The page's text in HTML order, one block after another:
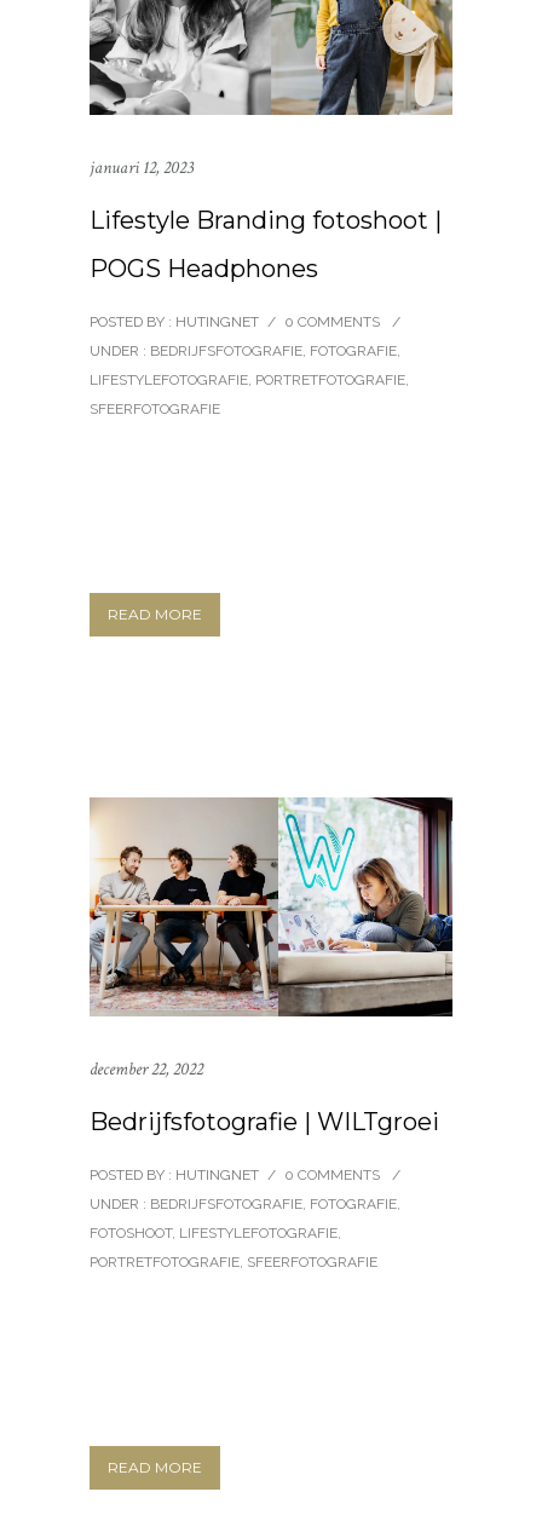
januari 12, 2023
Lifestyle Branding fotoshoot |
POGS Headphones
POSTED BY : HUTINGNET / 0 COMMENTS
/
UNDER : BEDRIJFSFOTOGRAFIE, FOTOGRAFIE,
LIFESTYLEFOTOGRAFIE, PORTRETFOTOGRAFIE,
SFEERFOTOGRAFIE
READ MORE
december 22, 2022
Bedrijfsfotografie | WILTgroei
POSTED BY : HUTINGNET / 0 COMMENTS
/
UNDER : BEDRIJFSFOTOGRAFIE, FOTOGRAFIE,
FOTOSHOOT, LIFESTYLEFOTOGRAFIE,
PORTRETFOTOGRAFIE, SFEERFOTOGRAFIE
READ MORE